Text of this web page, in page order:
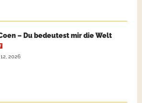
– Du bedeutest mir die Welt
2026